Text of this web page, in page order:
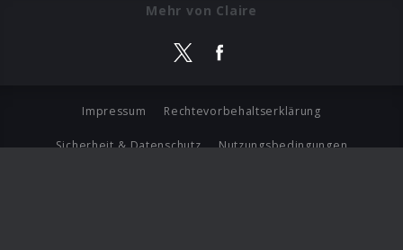
Mehr von Claire
Impressum Rechtevorbehaltserklärung
Sicherheit & Datenschutz Nutzungsbedingungen